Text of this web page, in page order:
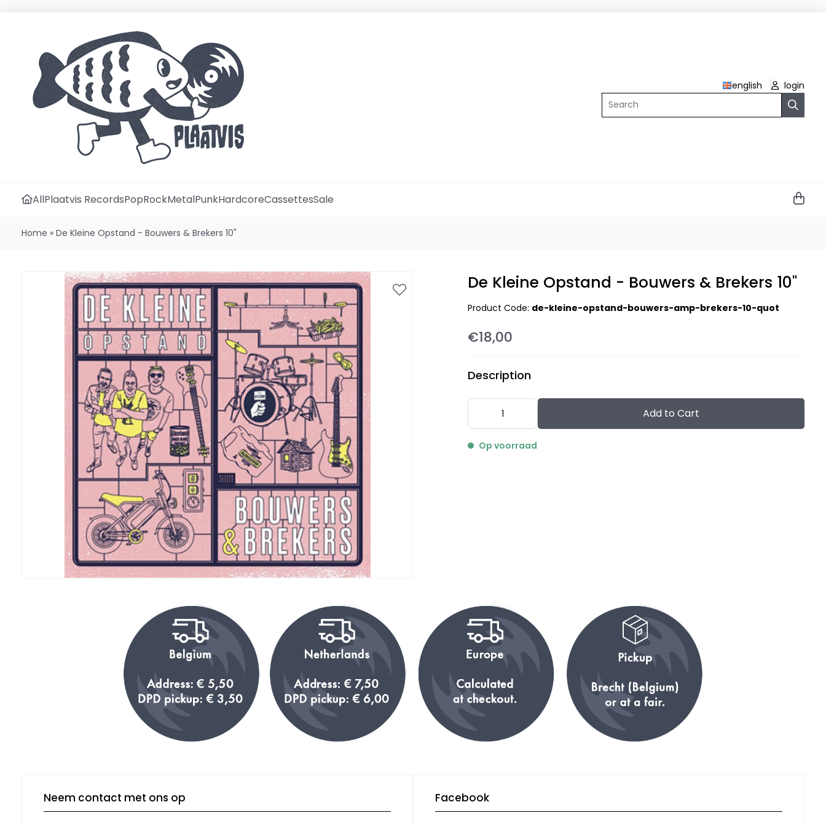
english
login
Search
AllPlaatvis RecordsPopRockMetalPunkHardcoreCassettesSale
Home » De Kleine Opstand - Bouwers & Brekers 10"
De Kleine Opstand - Bouwers & Brekers 10"
Product Code: de-kleine-opstand-bouwers-amp-brekers-10-quot
€18,00
Description
Add to Cart
Op voorraad
Neem contact met ons op Facebook